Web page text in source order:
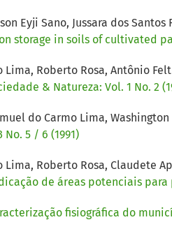
Eyji Sano, Jussara dos Santos
storage in soils of cultivated
Lima, Roberto Rosa, Antônio
& Natureza: Vol. 1 No. 2
do Carmo Lima, Washington
No. 5 / 6 (1991)
Lima, Roberto Rosa, Claudete
de áreas potenciais para
fisiográfica do